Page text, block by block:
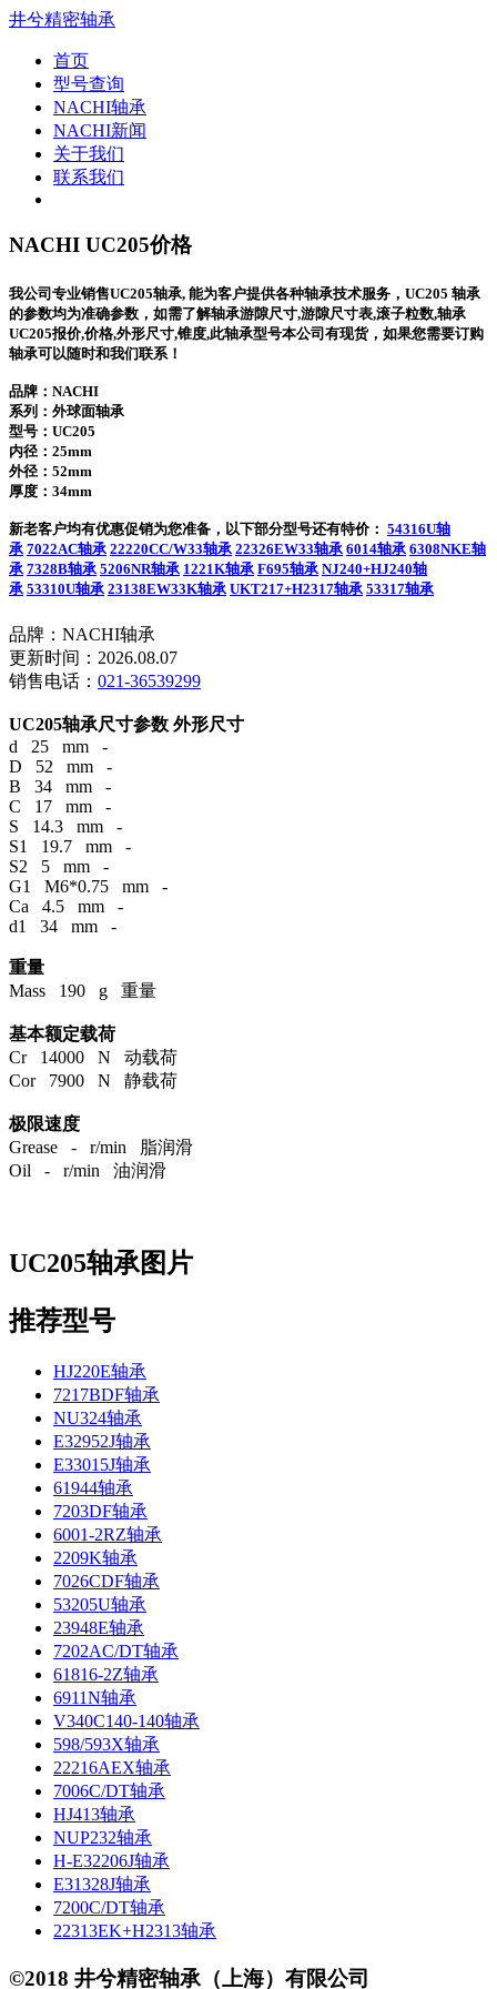
井兮精密轴承
首页
型号查询
NACHI轴承
NACHI新闻
关于我们
联系我们
NACHI UC205价格
我公司专业销售UC205轴承, 能为客户提供各种轴承技术服务，UC205 轴承
的参数均为准确参数，如需了解轴承游隙尺寸,游隙尺寸表,滚子粒数,轴承
UC205报价,价格,外形尺寸,锥度,此轴承型号本公司有现货，如果您需要订购
轴承可以随时和我们联系！
品牌：NACHI
系列：外球面轴承
型号： UC205
内径：25mm
外径：52mm
厚度：34mm
新老客户均有优惠促销为您准备，以下部分型号还有特价： 54316U轴
承 7022AC轴承 22220CC/W33轴承 22326EW33轴承 6014轴承 6308NKE轴
承 7328B轴承 5206NR轴承 1221K轴承 F695轴承 NJ240+HJ240轴
承 53310U轴承 23138EW33K轴承 UKT217+H2317轴承 53317轴承
品牌：NACHI轴承
更新时间：2026.08.07
销售电话： 021-36539299
UC205轴承尺寸参数 外形尺寸
d 25 mm -
D 52 mm -
B 34 mm -
C 17 mm -
S 14.3 mm -
S1 19.7 mm -
S2 5 mm -
G1 M6*0.75 mm -
Ca 4.5 mm -
d1 34 mm -
重量
Mass 190 g 重量
基本额定载荷
Cr 14000 N 动载荷
Cor 7900 N 静载荷
极限速度
Grease - r/min 脂润滑
Oil - r/min 油润滑
UC205轴承图片
推荐型号
HJ220E轴承
7217BDF轴承
NU324轴承
E32952J轴承
E33015J轴承
61944轴承
7203DF轴承
6001-2RZ轴承
2209K轴承
7026CDF轴承
53205U轴承
23948E轴承
7202AC/DT轴承
61816-2Z轴承
6911N轴承
V340C140-140轴承
598/593X轴承
22216AEX轴承
7006C/DT轴承
HJ413轴承
NUP232轴承
H-E32206J轴承
E31328J轴承
7200C/DT轴承
22313EK+H2313轴承
©2018 井兮精密轴承（上海）有限公司